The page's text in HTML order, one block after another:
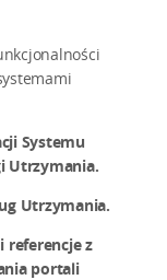
Systemu
Utrzymania.
Utrzymania.
referencje z
portali